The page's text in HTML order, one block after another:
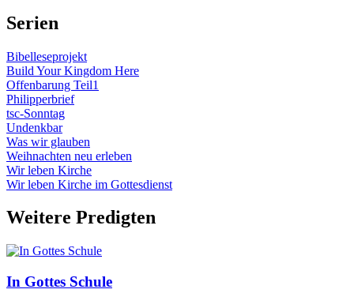
Serien
Bibelleseprojekt
Build Your Kingdom Here
Offenbarung Teil1
Philipperbrief
tsc-Sonntag
Undenkbar
Was wir glauben
Weihnachten neu erleben
Wir leben Kirche
Wir leben Kirche im Gottesdienst
Weitere Predigten
In Gottes Schule